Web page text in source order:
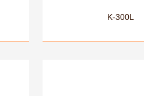
K-300L